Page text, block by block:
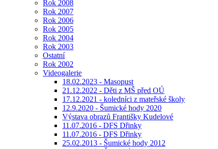
Rok 2008
Rok 2007
Rok 2006
Rok 2005
Rok 2004
Rok 2003
Ostatní
Rok 2002
Videogalerie
18.02.2023 - Masopust
21.12.2022 - Děti z MŠ před OÚ
17.12.2021 - koledníci z mateřské školy
12.9.2020 - Šumické hody 2020
Výstava obrazů Františky Kudelové
11.07.2016 - DFS Dřinky
11.07.2016 - DFS Dřinky
25.02.2013 - Šumické hody 2012